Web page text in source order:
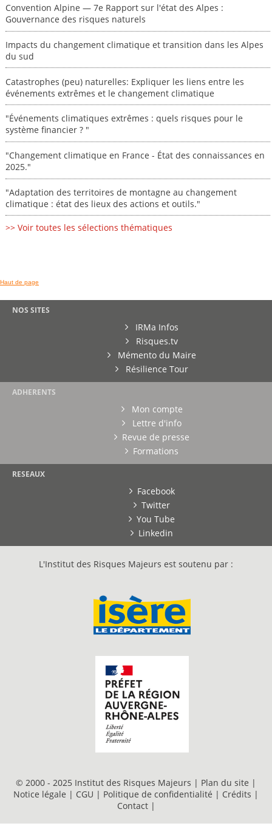
Convention Alpine — 7e Rapport sur l'état des Alpes :
Gouvernance des risques naturels
Impacts du changement climatique et transition dans les Alpes
du sud
Catastrophes (peu) naturelles: Expliquer les liens entre les
événements extrêmes et le changement climatique
"Événements climatiques extrêmes : quels risques pour le
système financier ? "
"Changement climatique en France - État des connaissances en
2025."
"Adaptation des territoires de montagne au changement
climatique : état des lieux des actions et outils."
>> Voir toutes les sélections thématiques
Haut de page
NOS SITES
IRMa Infos
Risques.tv
Mémento du Maire
Résilience Tour
ADHERENTS
Mon compte
Lettre d'info
Revue de presse
Formations
RESEAUX
Facebook
Twitter
You Tube
Linkedin
L'Institut des Risques Majeurs est soutenu par :
© 2000 - 2025 Institut des Risques Majeurs | Plan du site |
Notice légale | CGU | Politique de confidentialité | Crédits |
Contact |